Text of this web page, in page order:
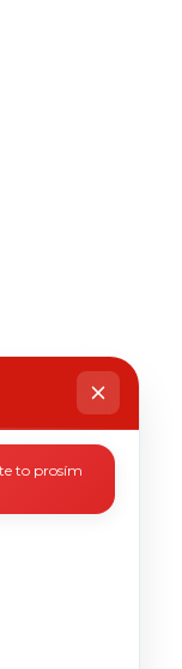
to prosím